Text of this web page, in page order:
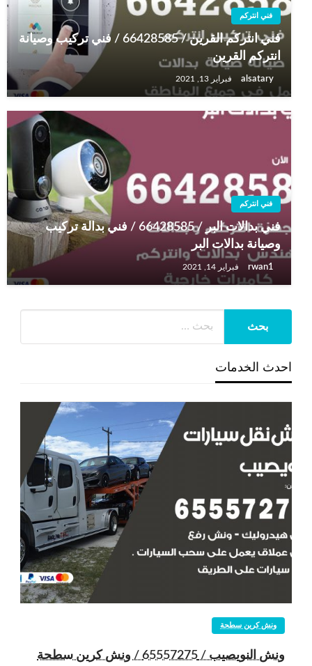
فني انتركم
فني انتركم القرين / 66428585 / فني تركيب وصيانة
انتركم القرين
alsatary فبراير 13, 2021
فني انتركم
فني بدالات البر / 66428585 / فني بدالة تركيب
وصيانة بدالات البر
rwan1 فبراير 14, 2021
احدث الخدمات
ونش كرين سطحة
ونش النويصيب / 65557275 / ونش كرين سطحة